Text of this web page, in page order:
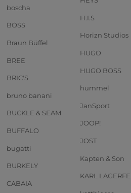
boscha
BOSS
Braun Büffel
BREE
BRIC'S
bruno banani
BUCKLE & SEAM
BUFFALO
bugatti
BURKELY
CABAIA
H.I.S
Horizn Studios
HUGO
HUGO BOSS
hummel
JanSport
JOOP!
JOST
Kapten & Son
KARL